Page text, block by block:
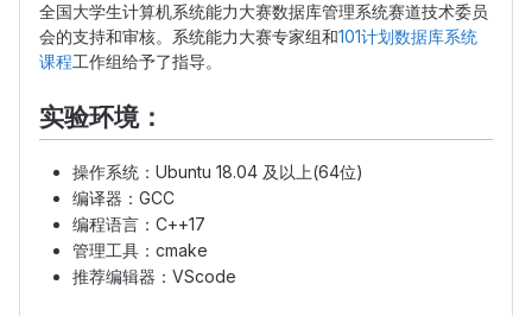
全国大学生计算机系统能力大赛数据库管理系统赛道技术委员
会的支持和审核。系统能力大赛专家组和101计划数据库系统
课程工作组给予了指导。
实验环境：
操作系统：Ubuntu 18.04 及以上(64位)
编译器：GCC
编程语言：C++17
管理工具：cmake
推荐编辑器：VScode